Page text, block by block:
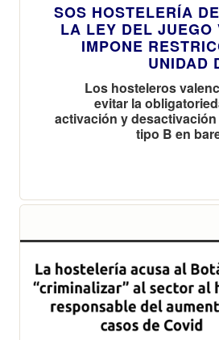
SOS HOSTELERÍA
LA LEY DEL JUEGO
IMPONE
UNIDAD
Los hosteleros
evitar la
activación y
tipo B en